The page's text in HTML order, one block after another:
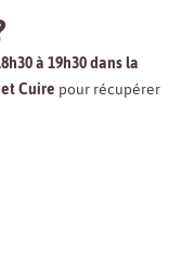
à 19h30 dans la
Cuirepour récupérer